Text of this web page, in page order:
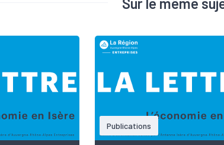
Publications